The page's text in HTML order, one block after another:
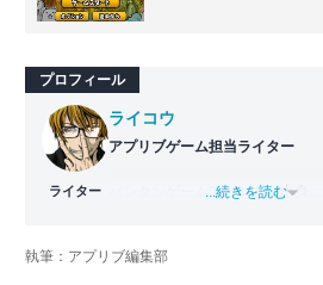
プロフィール
ライター
ライコウ
アプリブゲーム担当ライター
バンタンゲームアカデミー 出身
ゲームだけでも1,000本以上。ゲ
...続きを読む
執筆：アプリブ編集部